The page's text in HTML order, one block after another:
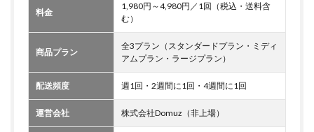
料金
1,980円～4,980円／1回（税込・送料含
む）
商品プラン
全3プラン（スタンダードプラン・ミディ
アムプラン・ラージプラン）
配送頻度 週1回・2週間に1回・4週間に1回
運営会社 株式会社Domuz（非上場）